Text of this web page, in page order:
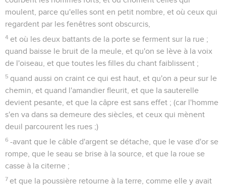
moulent, parce qu'elles sont en petit nombre, et où ceux qui
regardent par les fenêtres sont obscurcis,
4 et où les deux battants de la porte se ferment sur la rue ;
quand baisse le bruit de la meule, et qu'on se lève à la voix
de l'oiseau, et que toutes les filles du chant faiblissent ;
5 quand aussi on craint ce qui est haut, et qu'on a peur sur le
chemin, et quand l'amandier fleurit, et que la sauterelle
devient pesante, et que la câpre est sans effet ; (car l'homme
s'en va dans sa demeure des siècles, et ceux qui mènent
deuil parcourent les rues ;)
6 -avant que le câble d'argent se détache, que le vase d'or se
rompe, que le seau se brise à la source, et que la roue se
casse à la citerne ;
7 et que la poussière retourne à la terre, comme elle y avait